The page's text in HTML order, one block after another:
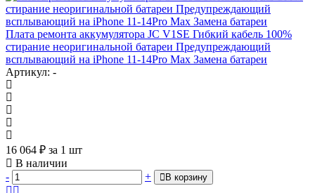
Плата ремонта аккумулятора JC V1SE Гибкий кабель 100%
стирание неоригинальной батареи Предупреждающий
всплывающий на iPhone 11-14Pro Max Замена батареи
Артикул: -
16 064 ₽ за 1 шт
В наличии
-
+ В корзину